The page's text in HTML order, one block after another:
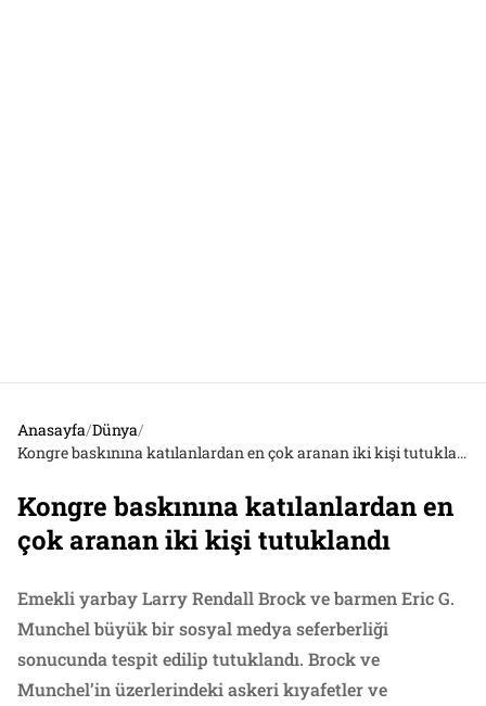
Anasayfa/Dünya/
Kongre baskınına katılanlardan en çok aranan iki kişi tutuklandı
Kongre baskınına katılanlardan en
çok aranan iki kişi tutuklandı
Emekli yarbay Larry Rendall Brock ve barmen Eric G.
Munchel büyük bir sosyal medya seferberliği
sonucunda tespit edilip tutuklandı. Brock ve
Munchel’in üzerlerindeki askeri kıyafetler ve